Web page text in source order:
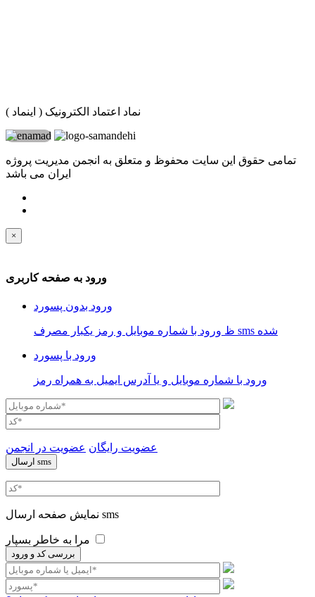
نماد اعتماد الکترونیک ( اینماد )
تمامی حقوق این سایت محفوظ و متعلق به انجمن مدیریت پروژه
ایران می باشد
×
ورود به صفحه کاربری
ورود بدون پسورد
ظ ورود با شماره موبایل و رمز یکبار مصرف sms شده
ورود با پسورد
ورود با شماره موبایل و یا آدرس ایمیل به همراه رمز
عضویت رایگان عضویت در انجمن
نمایش صفحه ارسال sms